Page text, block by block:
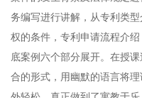
务编写进行讲解，从专利类
权的条件，专利申请流程介
底案例六个部分展开。在授
合的形式，用幽默的语言将